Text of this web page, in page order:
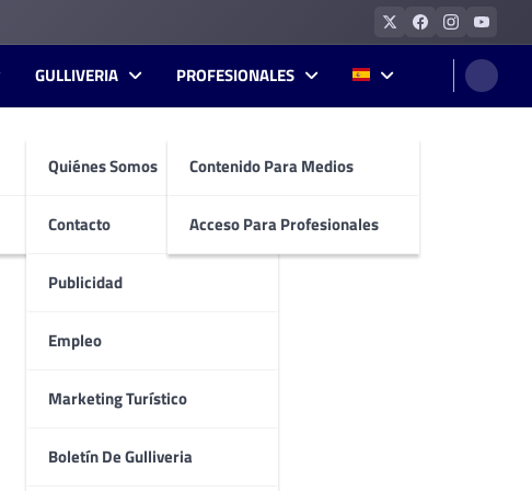
GULLIVERIA
Quiénes Somos
Contacto
Publicidad
Empleo
Marketing Turístico
Boletín De Gulliveria
PROFESIONALES
Contenido Para Medios
Acceso Para Profesionales